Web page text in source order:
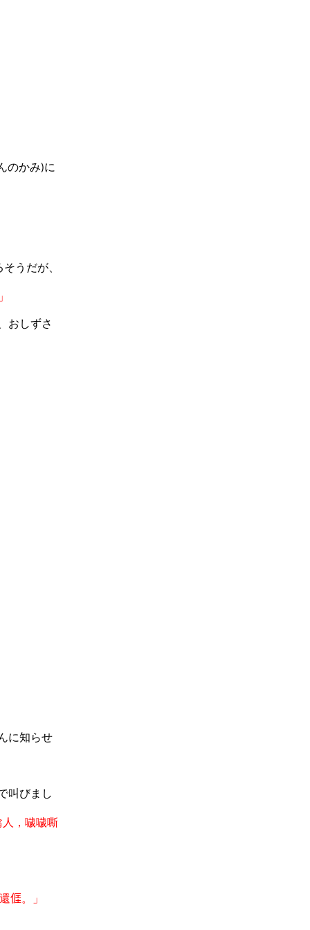
のかみ)に
うだが、
」
おしずさ
に知らせ
叫びまし
人，噦噦嘶
𠊎。 」